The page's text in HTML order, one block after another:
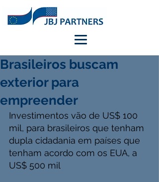
Brasileiros buscam
exterior para
empreender
Investimentos vão de US$ 100
mil, para brasileiros que tenham
dupla cidadania em países que
tenham acordo com os EUA, a
US$ 500 mil